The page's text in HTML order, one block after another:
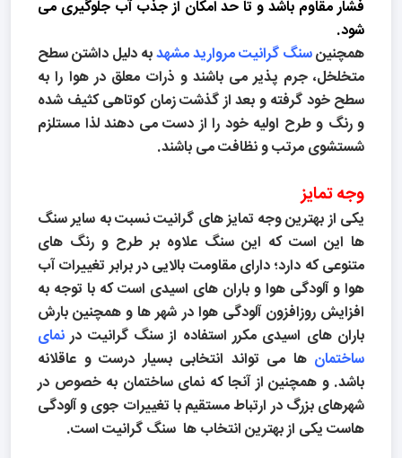
فشار مقاوم باشد و تا حد امکان از جذب آب جلوگیری می
شود.
همچنینسنگ گرانیت مروارید مشهدبه دلیل داشتن سطح
متخلخل، جرم پذیر می باشند و ذرات معلق در هوا را به
سطح خود گرفته و بعد از گذشت زمان کوتاهی کثیف شده
و رنگ و طرح اولیه خود را از دست می دهند لذا مستلزم
شستشوی مرتب و نظافت می باشند.
وجه تمایز
یکی از بهترین وجه تمایز های گرانیت نسبت به سایر سنگ
ها این است که این سنگ علاوه بر طرح و رنگ های
متنوعی که دارد؛ دارای مقاومت بالایی در برابر تغییرات آب
هوا و آلودگی هوا و باران های اسیدی است که با توجه به
افزایش روزافزون آلودگی هوا در شهر ها و همچنین بارش
باران های اسیدی مکرر استفاده از سنگ گرانیت درنمای
ساختمان ها می تواند انتخابی بسیار درست و عاقلانه
باشد. و همچنین از آنجا که نمای ساختمان به خصوص در
شهرهای بزرگ در ارتباط مستقیم با تغییرات جوی و آلودگی
هاست یکی از بهترین انتخاب ها سنگ گرانیت است.